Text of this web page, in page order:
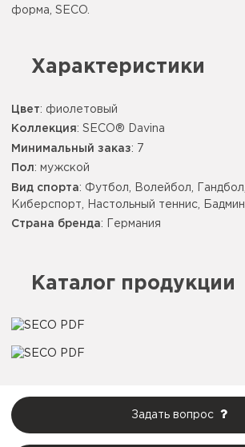
форма, SECO.
Характеристики
Цвет: фиолетовый
Коллекция : SECO® Davina
Минимальный заказ: 7
Пол : мужской
Вид спорта: Футбол, Волейбол,
Киберспорт, Настольный теннис,
Страна бренда: Германия
Каталог продукции
Задать вопрос